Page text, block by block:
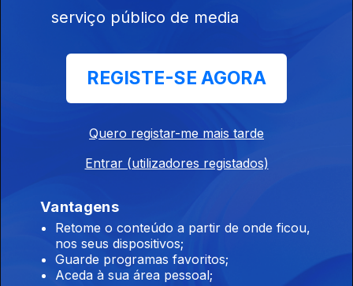
Ep. 3
Diário de Bordo
serviço público de media
REGISTE-SE AGORA
Quero registar-me mais tarde
Entrar (utilizadores registados)
Vantagens
Retome o conteúdo a partir de onde ficou,
nos seus dispositivos;
Guarde programas favoritos;
Aceda à sua área pessoal;